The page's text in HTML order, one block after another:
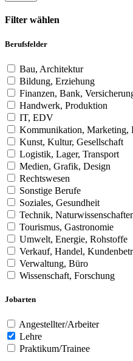
Filter wählen
Berufsfelder
Bau, Architektur
Bildung, Erziehung
Finanzen, Bank,
Handwerk, Produktion
IT, EDV
Kommunikation, Marketing,
Kunst, Kultur, Gesellschaft
Logistik, Lager, Transport
Medien, Grafik, Design
Rechtswesen
Sonstige Berufe
Soziales, Gesundheit
Technik,
Tourismus, Gastronomie
Umwelt, Energie, Rohstoffe
Verkauf, Handel,
Verwaltung, Büro
Wissenschaft, Forschung
Jobarten
Angestellter/Arbeiter
Lehre
Praktikum/Trainee